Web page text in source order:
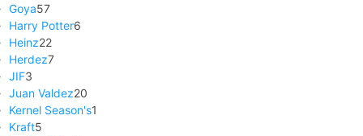
Goya57
Harry Potter6
Heinz22
Herdez7
JIF3
Juan Valdez20
Kernel Season's1
Kraft5